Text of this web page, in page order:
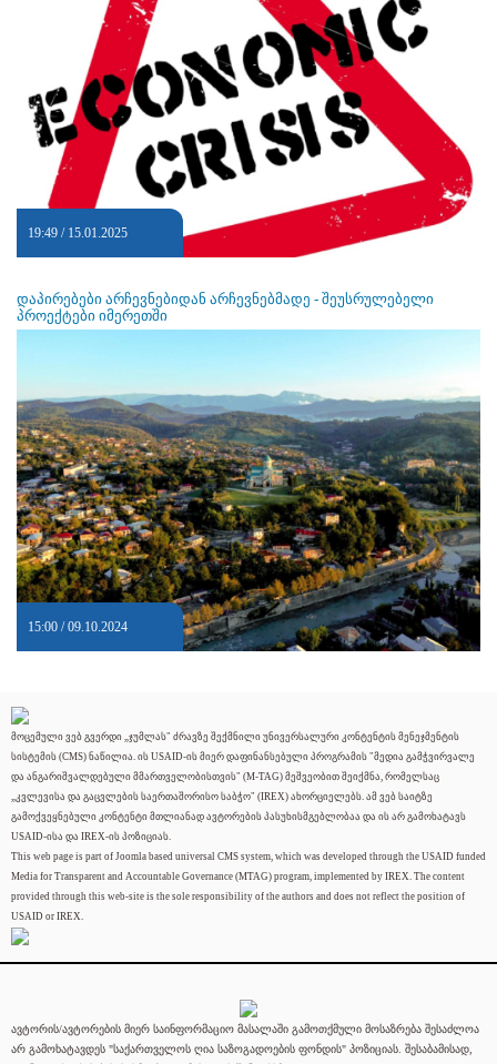
19:49 / 15.01.2025
დაპირებები არჩევნებიდან არჩევნებმადე - შეუსრულებელი
პროექტები იმერეთში
15:00 / 09.10.2024
მოცემული ვებ გვერდი „ჯუმლას" ძრავზე შექმნილი უნივერსალური კონტენტის მენეჯმენტის
სისტემის (CMS) ნაწილია. ის USAID-ის მიერ დაფინანსებული პროგრამის "მედია გამჭვირვალე
და ანგარიშვალდებული მმართველობისთვის" (M-TAG) მეშვეობით შეიქმნა, რომელსაც
„კვლევისა და გაცვლების საერთაშორისო საბჭო" (IREX) ახორციელებს. ამ ვებ საიტზე
გამოქვეყნებული კონტენტი მთლიანად ავტორების პასუხისმგებლობაა და ის არ გამოხატავს
USAID-ისა და IREX-ის პოზიციას.
This web page is part of Joomla based universal CMS system, which was developed through the USAID funded
Media for Transparent and Accountable Governance (MTAG) program, implemented by IREX. The content
provided through this web-site is the sole responsibility of the authors and does not reflect the position of
USAID or IREX.
ავტორის/ავტორების მიერ საინფორმაციო მასალაში გამოთქმული მოსაზრება შესაძლოა
არ გამოხატავდეს "საქართველოს ღია საზოგადოების ფონდის" პოზიციას. შესაბამისად,